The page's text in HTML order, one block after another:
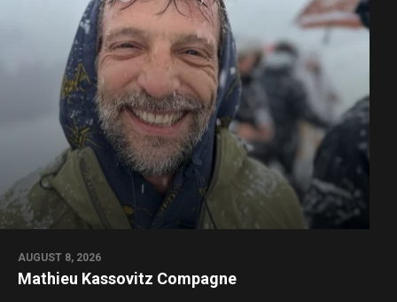
AUGUST 8, 2026
Mathieu Kassovitz Compagne